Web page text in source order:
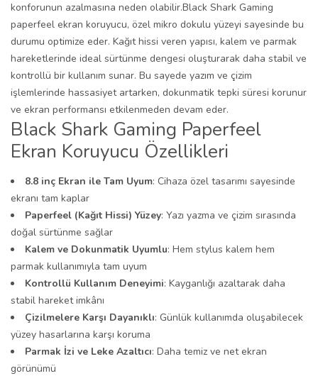
konforunun azalmasına neden olabilir.Black Shark Gaming
paperfeel ekran koruyucu, özel mikro dokulu yüzeyi sayesinde bu
durumu optimize eder. Kağıt hissi veren yapısı, kalem ve parmak
hareketlerinde ideal sürtünme dengesi oluşturarak daha stabil ve
kontrollü bir kullanım sunar. Bu sayede yazım ve çizim
işlemlerinde hassasiyet artarken, dokunmatik tepki süresi korunur
ve ekran performansı etkilenmeden devam eder.
Black Shark Gaming Paperfeel
Ekran Koruyucu Özellikleri
8.8 inç Ekran ile Tam Uyum: Cihaza özel tasarımı sayesinde
ekranı tam kaplar
Paperfeel (Kağıt Hissi) Yüzey: Yazı yazma ve çizim sırasında
doğal sürtünme sağlar
Kalem ve Dokunmatik Uyumlu: Hem stylus kalem hem
parmak kullanımıyla tam uyum
Kontrollü Kullanım Deneyimi: Kayganlığı azaltarak daha
stabil hareket imkânı
Çizilmelere Karşı Dayanıklı: Günlük kullanımda oluşabilecek
yüzey hasarlarına karşı koruma
Parmak İzi ve Leke Azaltıcı: Daha temiz ve net ekran
görünümü